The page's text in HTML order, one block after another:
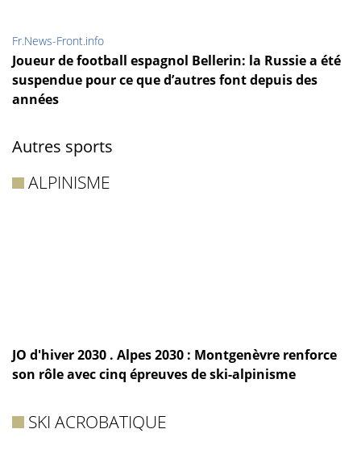
Fr.News-Front.info
Joueur de football espagnol Bellerin: la Russie a été
suspendue pour ce que d’autres font depuis des
années
Autres sports
ALPINISME
JO d'hiver 2030 . Alpes 2030 : Montgenèvre renforce
son rôle avec cinq épreuves de ski-alpinisme
SKI ACROBATIQUE